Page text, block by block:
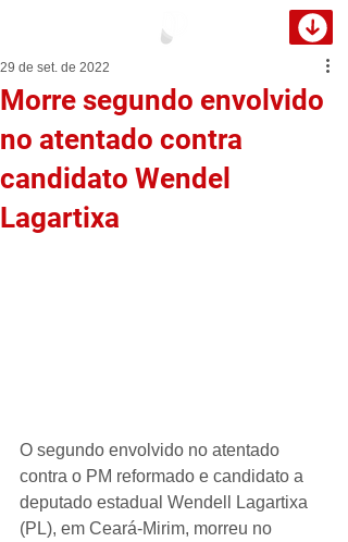
Morre segundo envolvido
no atentado contra
candidato Wendel
Lagartixa
29 de set. de 2022
O segundo envolvido no atentado
contra o PM reformado e candidato a
deputado estadual Wendell Lagartixa
(PL), em Ceará-Mirim, morreu no